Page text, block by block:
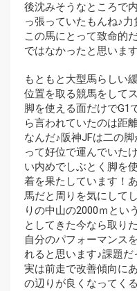
後沈みそうなところで
っ張っていたもんね♪
この馬にとって致命的
ではなかったと思いま
もともと大型馬らしい
位置を取る競馬をして
脚を使える面だけでG1
ら言われていたのは距
なんだ♪阪神JFは二の
って好位で運んでいた
い内めでしぶとく脚を
着を果たしています！
馬だと周りを気にして
りの中山の2000ｍとい
としてきた今なら取り
自分のパフォーマンス
れると思います♪課題
実は前走で改善傾向に
の辺りが良くなってく